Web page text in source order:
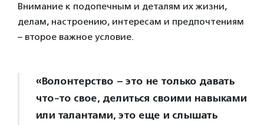
Внимание к подопечным и деталям их жизни,
делам, настроению, интересам и предпочтениям
– второе важное условие.
«Волонтерство – это не только давать
что-то свое, делиться своими навыками
или талантами, это еще и слышать